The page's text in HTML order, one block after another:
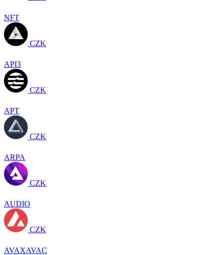
NFT
CZK
API3
CZK
APT
CZK
ARPA
CZK
AUDIO
CZK
AVAXAVAC